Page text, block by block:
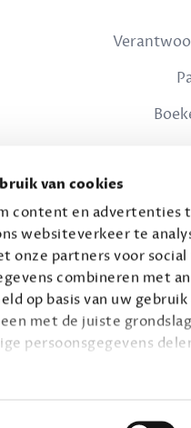
van cookies
content en advertenties
websiteverkeer te
onze partners voor
combineren met
op basis van uw
met de juiste
persoonsgegevens
© 2026